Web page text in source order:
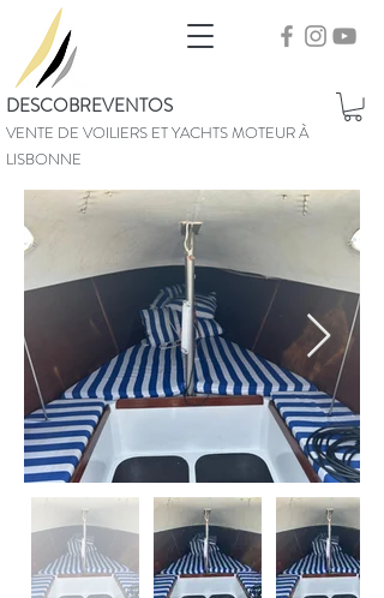
DESCOBREVENTOS
VENTE DE VOILIERS ET YACHTS MOTEUR À
LISBONNE